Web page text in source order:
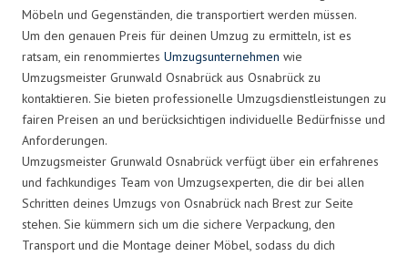
Möbeln und Gegenständen, die transportiert werden müssen.
Um den genauen Preis für deinen Umzug zu ermitteln, ist es
ratsam, ein renommiertes Umzugsunternehmen wie
Umzugsmeister Grunwald Osnabrück aus Osnabrück zu
kontaktieren. Sie bieten professionelle Umzugsdienstleistungen zu
fairen Preisen an und berücksichtigen individuelle Bedürfnisse und
Anforderungen.
Umzugsmeister Grunwald Osnabrück verfügt über ein erfahrenes
und fachkundiges Team von Umzugsexperten, die dir bei allen
Schritten deines Umzugs von Osnabrück nach Brest zur Seite
stehen. Sie kümmern sich um die sichere Verpackung, den
Transport und die Montage deiner Möbel, sodass du dich